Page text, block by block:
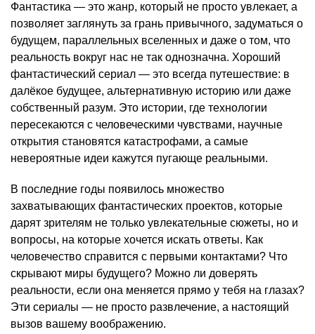
Фантастика — это жанр, который не просто увлекает, а
позволяет заглянуть за грань привычного, задуматься о
будущем, параллельных вселенных и даже о том, что
реальность вокруг нас не так однозначна. Хороший
фантастический сериал — это всегда путешествие: в
далёкое будущее, альтернативную историю или даже
собственный разум. Это истории, где технологии
пересекаются с человеческими чувствами, научные
открытия становятся катастрофами, а самые
невероятные идеи кажутся пугающе реальными.
В последние годы появилось множество
захватывающих фантастических проектов, которые
дарят зрителям не только увлекательные сюжеты, но и
вопросы, на которые хочется искать ответы. Как
человечество справится с первыми контактами? Что
скрывают миры будущего? Можно ли доверять
реальности, если она меняется прямо у тебя на глазах?
Эти сериалы — не просто развлечение, а настоящий
вызов вашему воображению.